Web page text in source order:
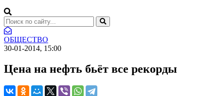
ОБЩЕСТВО
30-01-2014, 15:00
Цена на нефть бьёт все рекорды